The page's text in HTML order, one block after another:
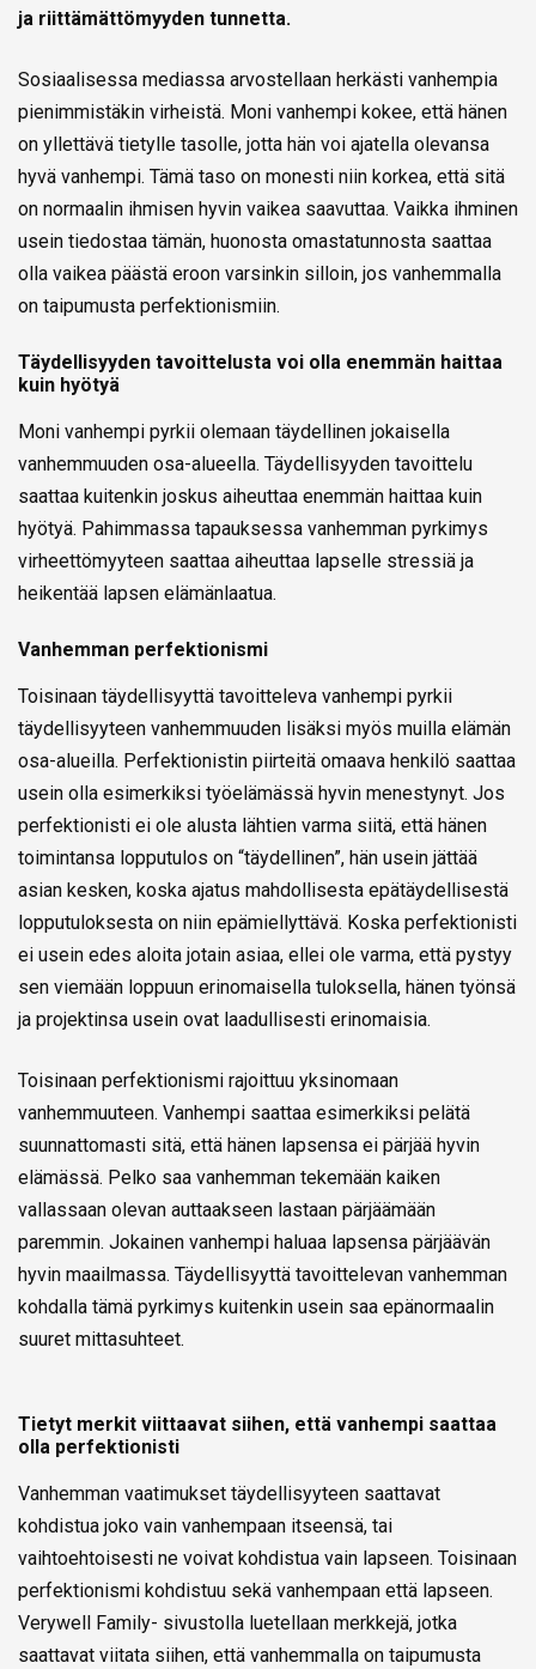
ja riittämättömyyden tunnetta.
Sosiaalisessa mediassa arvostellaan herkästi vanhempia
pienimmistäkin virheistä. Moni vanhempi kokee, että hänen
on yllettävä tietylle tasolle, jotta hän voi ajatella olevansa
hyvä vanhempi. Tämä taso on monesti niin korkea, että sitä
on normaalin ihmisen hyvin vaikea saavuttaa. Vaikka ihminen
usein tiedostaa tämän, huonosta omastatunnosta saattaa
olla vaikea päästä eroon varsinkin silloin, jos vanhemmalla
on taipumusta perfektionismiin.
Täydellisyyden tavoittelusta voi olla enemmän haittaa
kuin hyötyä
Moni vanhempi pyrkii olemaan täydellinen jokaisella
vanhemmuuden osa-alueella. Täydellisyyden tavoittelu
saattaa kuitenkin joskus aiheuttaa enemmän haittaa kuin
hyötyä. Pahimmassa tapauksessa vanhemman pyrkimys
virheettömyyteen saattaa aiheuttaa lapselle stressiä ja
heikentää lapsen elämänlaatua.
Vanhemman perfektionismi
Toisinaan täydellisyyttä tavoitteleva vanhempi pyrkii
täydellisyyteen vanhemmuuden lisäksi myös muilla elämän
osa-alueilla. Perfektionistin piirteitä omaava henkilö saattaa
usein olla esimerkiksi työelämässä hyvin menestynyt. Jos
perfektionisti ei ole alusta lähtien varma siitä, että hänen
toimintansa lopputulos on “täydellinen”, hän usein jättää
asian kesken, koska ajatus mahdollisesta epätäydellisestä
lopputuloksesta on niin epämiellyttävä. Koska perfektionisti
ei usein edes aloita jotain asiaa, ellei ole varma, että pystyy
sen viemään loppuun erinomaisella tuloksella, hänen työnsä
ja projektinsa usein ovat laadullisesti erinomaisia.
Toisinaan perfektionismi rajoittuu yksinomaan
vanhemmuuteen. Vanhempi saattaa esimerkiksi pelätä
suunnattomasti sitä, että hänen lapsensa ei pärjää hyvin
elämässä. Pelko saa vanhemman tekemään kaiken
vallassaan olevan auttaakseen lastaan pärjäämään
paremmin. Jokainen vanhempi haluaa lapsensa pärjäävän
hyvin maailmassa. Täydellisyyttä tavoittelevan vanhemman
kohdalla tämä pyrkimys kuitenkin usein saa epänormaalin
suuret mittasuhteet.
Tietyt merkit viittaavat siihen, että vanhempi saattaa
olla perfektionisti
Vanhemman vaatimukset täydellisyyteen saattavat
kohdistua joko vain vanhempaan itseensä, tai
vaihtoehtoisesti ne voivat kohdistua vain lapseen. Toisinaan
perfektionismi kohdistuu sekä vanhempaan että lapseen.
Verywell Family- sivustolla luetellaan merkkejä, jotka
saattavat viitata siihen, että vanhemmalla on taipumusta